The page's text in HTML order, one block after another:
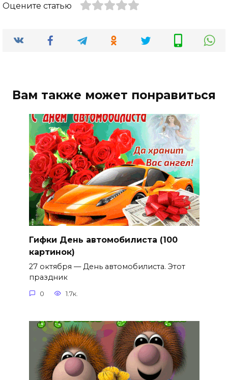
Оцените статью
Вам также может понравиться
Гифки День автомобилиста (100
картинок)
27 октября — День автомобилиста. Этот
праздник
0 1.7к.